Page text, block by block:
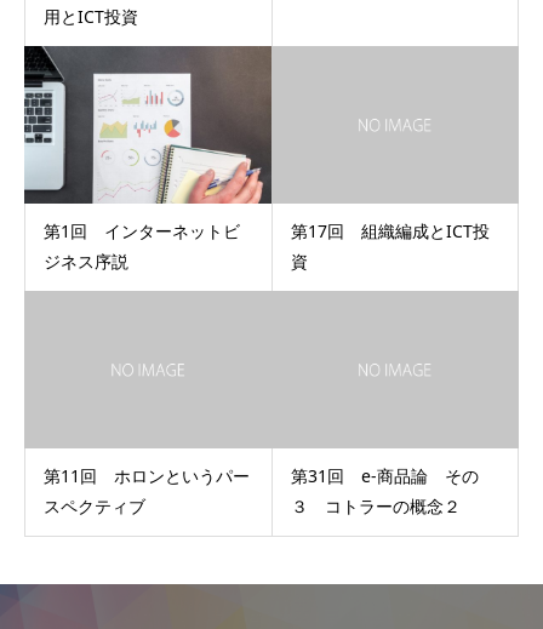
用とICT投資
第1回 インターネットビ
ジネス序説
第17回 組織編成とICT投
資
第11回 ホロンというパー
スペクティブ
第31回 e-商品論 その
３ コトラーの概念２